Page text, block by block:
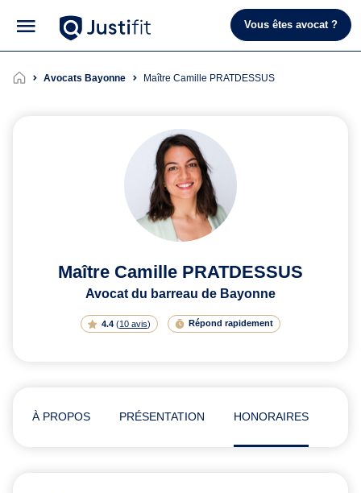
Vous êtes avocat ?
Avocats Bayonne Maître Camille PRATDESSUS
Maître Camille PRATDESSUS
Avocat du barreau de Bayonne
4.4 (10 avis) Répond rapidement
À PROPOS PRÉSENTATION HONORAIRES